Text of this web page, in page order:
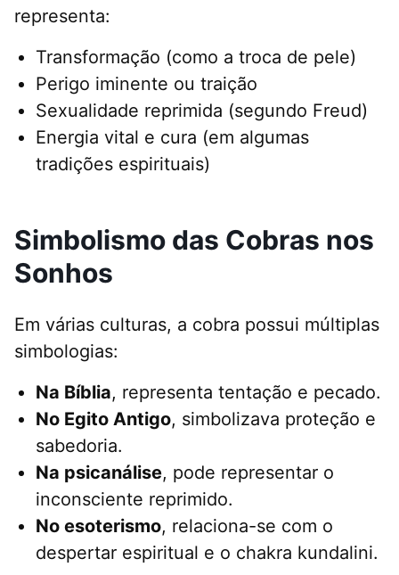
representa:
Transformação (como a troca de pele)
Perigo iminente ou traição
Sexualidade reprimida (segundo Freud)
Energia vital e cura (em algumas
tradições espirituais)
Simbolismo das Cobras nos
Sonhos
Em várias culturas, a cobra possui múltiplas
simbologias:
Na Bíblia, representa tentação e pecado.
No Egito Antigo, simbolizava proteção e
sabedoria.
Na psicanálise, pode representar o
inconsciente reprimido.
No esoterismo, relaciona-se com o
despertar espiritual e o chakra kundalini.